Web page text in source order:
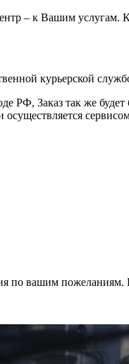
– к Вашим услугам.
курьерской
Заказ так же будет
по вашим